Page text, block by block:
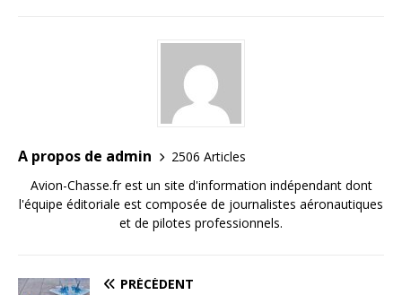
A propos de admin
2506 Articles
Avion-Chasse.fr est un site d'information indépendant dont
l'équipe éditoriale est composée de journalistes aéronautiques
et de pilotes professionnels.
PRÉCÉDENT